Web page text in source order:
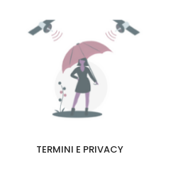
TERMINI E PRIVACY